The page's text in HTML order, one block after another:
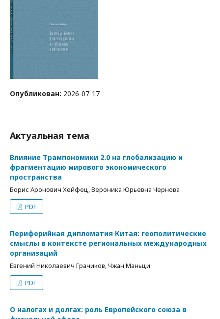
Опубликован: 2026-07-17
Актуальная тема
Влияние Трампономики 2.0 на глобализацию и
фрагментацию мирового экономического
пространства
Борис Аронович Хейфец, Вероника Юрьевна Чернова
PDF
Периферийная дипломатия Китая: геополитические
смыслы в контексте региональных международных
организаций
Евгений Николаевич Грачиков, Чжан Маньци
PDF
О налогах и долгах: роль Европейского союза в